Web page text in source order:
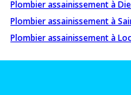
Plombier assainissement à
Plombier assainissement à
Plombier assainissement à